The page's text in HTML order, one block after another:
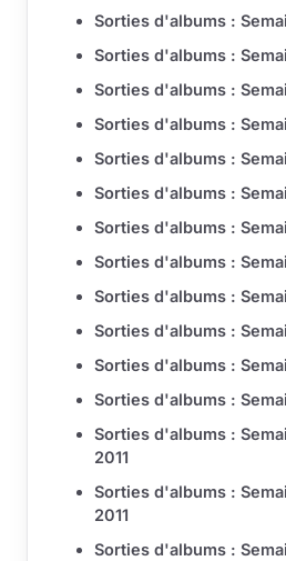
Sorties d'albums :
Sorties d'albums :
Sorties d'albums :
Sorties d'albums :
Sorties d'albums :
Sorties d'albums :
Sorties d'albums :
Sorties d'albums :
Sorties d'albums :
Sorties d'albums :
Sorties d'albums :
Sorties d'albums :
Sorties d'albums :
2011
Sorties d'albums :
2011
Sorties d'albums :